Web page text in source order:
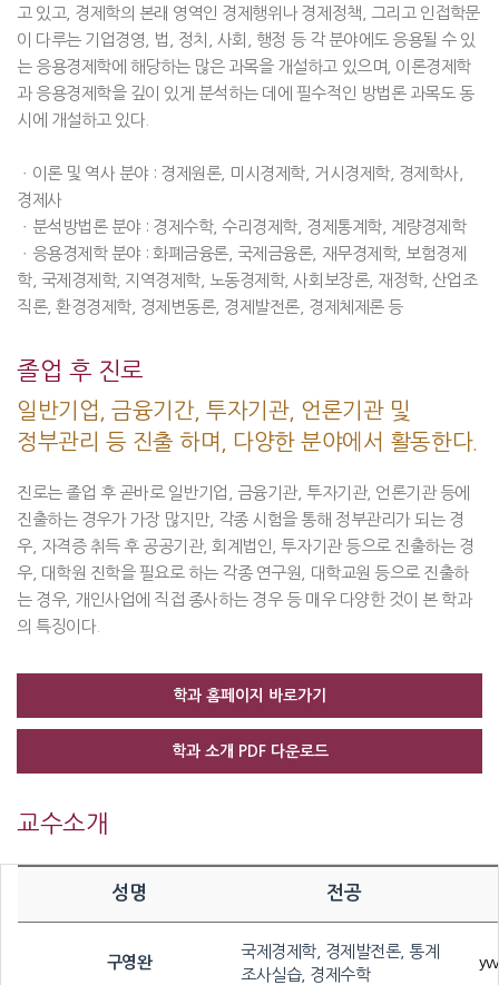
고 있고, 경제학의 본래 영역인 경제행위나 경제정책, 그리고 인접학문
이 다루는 기업경영, 법, 정치, 사회, 행정 등 각 분야에도 응용될 수 있
는 응용경제학에 해당하는 많은 과목을 개설하고 있으며, 이론경제학
과 응용경제학을 깊이 있게 분석하는 데에 필수적인 방법론 과목도 동
시에 개설하고 있다.
ㆍ이론 및 역사 분야 : 경제원론, 미시경제학, 거시경제학, 경제학사,
경제사
ㆍ분석방법론 분야 : 경제수학, 수리경제학, 경제통계학, 계량경제학
ㆍ응용경제학 분야 : 화폐금융론, 국제금융론, 재무경제학, 보험경제
학, 국제경제학, 지역경제학, 노동경제학, 사회보장론, 재정학, 산업조
직론, 환경경제학, 경제변동론, 경제발전론, 경제체제론 등
졸업 후 진로
일반기업, 금융기간, 투자기관, 언론기관 및
정부관리 등 진출 하며,
다양한 분야에서 활동한다.
진로는 졸업 후 곧바로 일반기업, 금융기관, 투자기관, 언론기관 등에
진출하는 경우가 가장 많지만, 각종 시험을 통해 정부관리가 되는 경
우, 자격증 취득 후 공공기관, 회계법인, 투자기관 등으로 진출하는 경
우, 대학원 진학을 필요로 하는 각종 연구원, 대학교원 등으로 진출하
는 경우, 개인사업에 직접 종사하는 경우 등 매우 다양한 것이 본 학과
의 특징이다.
교수소개
성명 전공
구영완
국제경제학, 경제발전론, 통계
조사실습, 경제수학